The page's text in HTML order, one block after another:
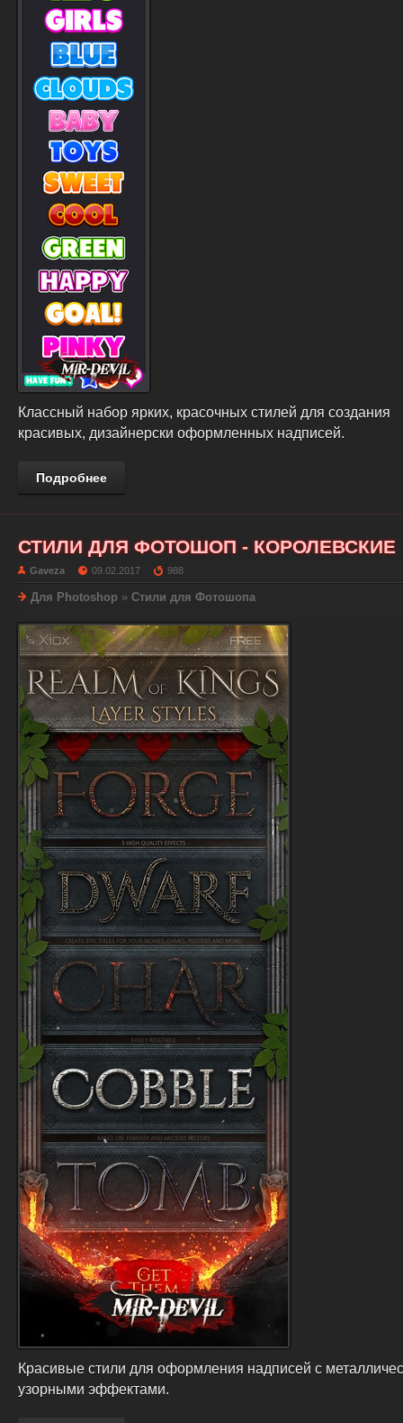
Классный набор ярких, красочных стилей для создания
красивых, дизайнерски оформленных надписей.
Подробнее
СТИЛИ ДЛЯ ФОТОШОП - КОРОЛЕВСКИЕ
Gaveza 09.02.2017 988
Для Photoshop » Стили для Фотошопа
Красивые стили для оформления надписей с
узорными эффектами.